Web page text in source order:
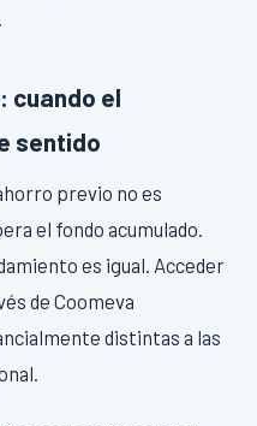
cuando el
sentido
previo no es
el fondo acumulado.
es igual. Acceder
de Coomeva
distintas a las